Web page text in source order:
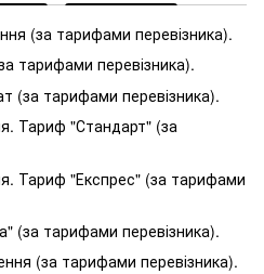
(за тарифами перевізника).
тарифами перевізника).
(за тарифами перевізника).
Тариф "Стандарт" (за
Тариф "Експрес" (за тарифами
(за тарифами перевізника).
(за тарифами перевізника).